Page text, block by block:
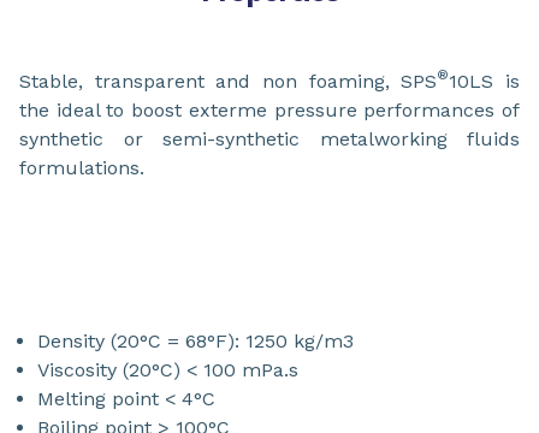
Stable, transparent and non foaming, SPS®10LS is
the ideal to boost exterme pressure performances of
synthetic or semi-synthetic metalworking fluids
formulations.
Density (20°C = 68°F): 1250 kg/m3
Viscosity (20°C) < 100 mPa.s
Melting point < 4°C
Boiling point > 100°C